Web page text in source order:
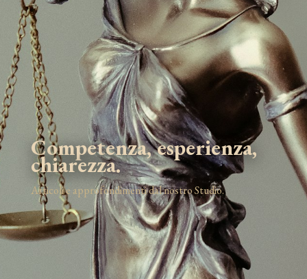
Competenza, esperienza,
chiarezza.
Articoli e approfondimenti dal nostro Studio.